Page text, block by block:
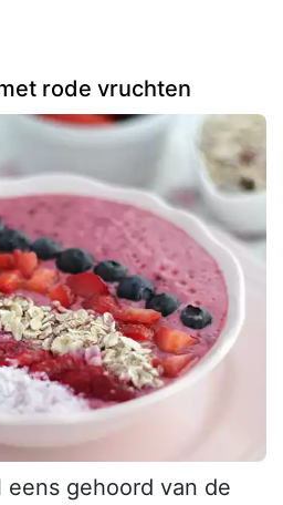
rode vruchten
gehoord van de